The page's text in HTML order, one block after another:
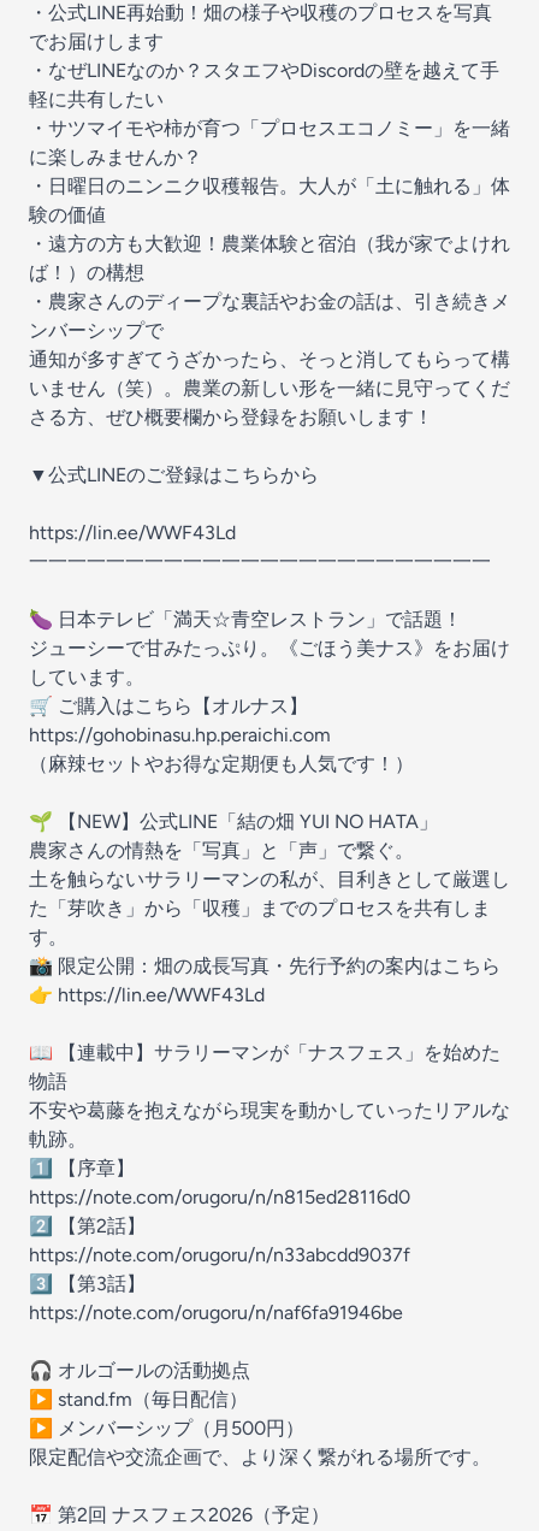
・公式LINE再始動！畑の様子や収穫のプロセスを写真
でお届けします
・なぜLINEなのか？スタエフやDiscordの壁を越えて手
軽に共有したい
・サツマイモや柿が育つ「プロセスエコノミー」を一緒
に楽しみませんか？
・日曜日のニンニク収穫報告。大人が「土に触れる」体
験の価値
・遠方の方も大歓迎！農業体験と宿泊（我が家でよけれ
ば！）の構想
・農家さんのディープな裏話やお金の話は、引き続きメ
ンバーシップで
通知が多すぎてうざかったら、そっと消してもらって構
いません（笑）。農業の新しい形を一緒に見守ってくだ
さる方、ぜひ概要欄から登録をお願いします！
▼公式LINEのご登録はこちらから
https://lin.ee/WWF43Ld
一一一一一一一一一一一一一一一一一一一一一一一一
🍆 日本テレビ「満天☆青空レストラン」で話題！
ジューシーで甘みたっぷり。《ごほう美ナス》をお届け
しています。
🛒 ご購入はこちら【オルナス】
https://gohobinasu.hp.peraichi.com
（麻辣セットやお得な定期便も人気です！）
🌱 【NEW】公式LINE「結の畑 YUI NO HATA」
農家さんの情熱を「写真」と「声」で繋ぐ。
土を触らないサラリーマンの私が、目利きとして厳選し
た「芽吹き」から「収穫」までのプロセスを共有しま
す。
📸 限定公開：畑の成長写真・先行予約の案内はこちら
👉 https://lin.ee/WWF43Ld
📖 【連載中】サラリーマンが「ナスフェス」を始めた
物語
不安や葛藤を抱えながら現実を動かしていったリアルな
軌跡。
1️⃣ 【序章】
https://note.com/orugoru/n/n815ed28116d0
2️⃣ 【第2話】
https://note.com/orugoru/n/n33abcdd9037f
3️⃣ 【第3話】
https://note.com/orugoru/n/naf6fa91946be
🎧 オルゴールの活動拠点
▶ stand.fm（毎日配信）
▶ メンバーシップ（月500円）
限定配信や交流企画で、より深く繋がれる場所です。
📅 第2回 ナスフェス2026（予定）